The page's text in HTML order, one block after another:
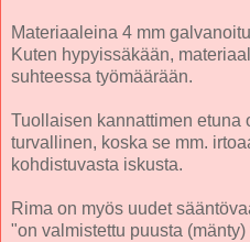
Materiaaleina 4 mm
Kuten hypyissäkään,
suhteessa työmäärään.
Tuollaisen kannattimen etuna
turvallinen, koska se mm.
kohdistuvasta iskusta.
Rima on myös uudet
"on valmistettu puusta